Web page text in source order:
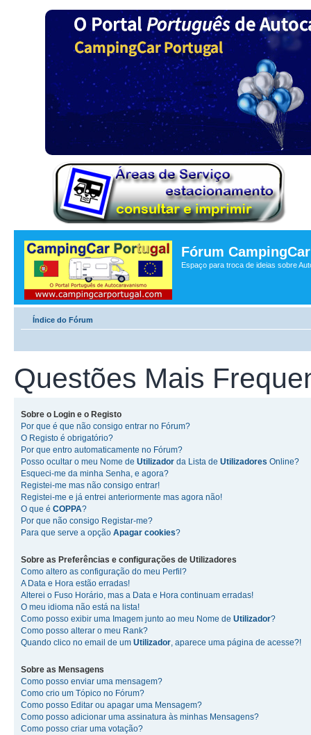
Fórum
Espaço para troca de ideias sobre
Índice do Fórum
Questões Mais
Sobre o Login e o Registo
Por que é que não consigo entrar no Fórum?
O Registo é obrigatório?
Por que entro automaticamente no Fórum?
Posso ocultar o meu Nome de Utilizador da Lista de Utilizadores Online?
Esqueci-me da minha Senha, e agora?
Registei-me mas não consigo entrar!
Registei-me e já entrei anteriormente mas agora não!
O que é COPPA?
Por que não consigo Registar-me?
Para que serve a opção Apagar cookies?
Sobre as Preferências e configurações de Utilizadores
Como altero as configuração do meu Perfil?
A Data e Hora estão erradas!
Alterei o Fuso Horário, mas a Data e Hora continuam erradas!
O meu idioma não está na lista!
Como posso exibir uma Imagem junto ao meu Nome de Utilizador?
Como posso alterar o meu Rank?
Quando clico no email de um Utilizador, aparece uma página de acesse?!
Sobre as Mensagens
Como posso enviar uma mensagem?
Como crio um Tópico no Fórum?
Como posso Editar ou apagar uma Mensagem?
Como posso adicionar uma assinatura às minhas Mensagens?
Como posso criar uma votação?